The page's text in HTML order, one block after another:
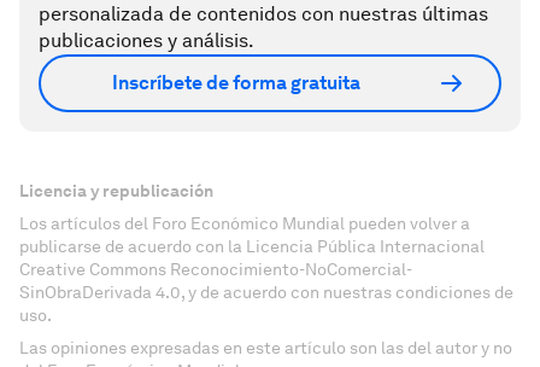
personalizada de contenidos con nuestras últimas
publicaciones y análisis.
Inscríbete de forma gratuita
Licencia y republicación
Los artículos del Foro Económico Mundial pueden volver a
publicarse de acuerdo con la Licencia Pública Internacional
Creative Commons Reconocimiento-NoComercial-
SinObraDerivada 4.0, y de acuerdo con nuestras condiciones de
uso.
Las opiniones expresadas en este artículo son las del autor y no